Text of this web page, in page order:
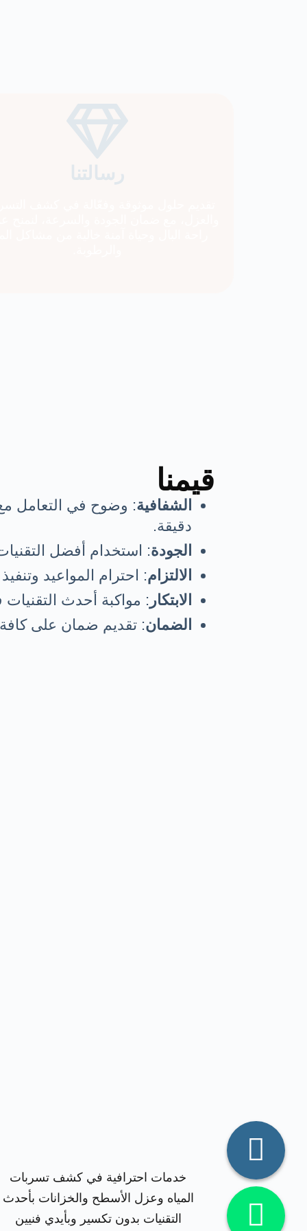
رسالتنا
قيمنا
الشفافية: وضوح في التعامل
دقيقة.
الجودة: استخدام أفضل
الالتزام: احترام المواعيد
الابتكار : مواكبة أحدث
الضمان: تقديم ضمان على كافة
خدمات احترافية في كشف تسربات
المياه وعزل الأسطح والخزانات بأحدث
التقنيات بدون تكسير وبأيدي فنيين